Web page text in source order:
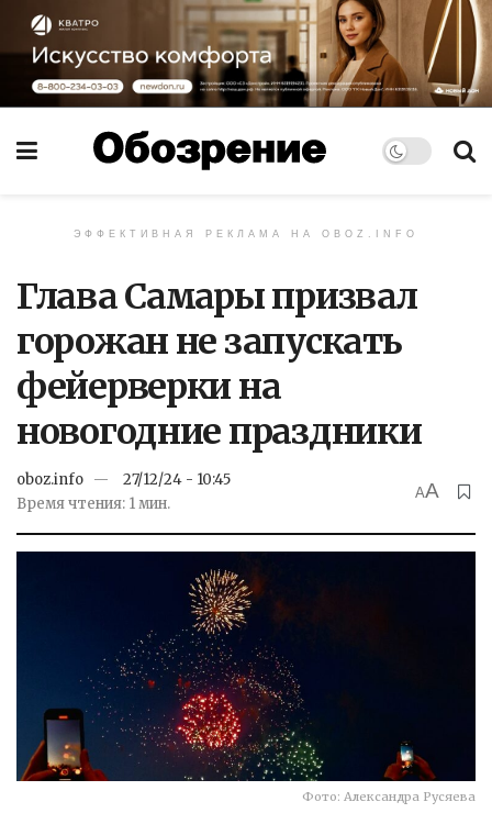
ЭФФЕКТИВНАЯ РЕКЛАМА НА OBOZ.INFO
Глава Самары призвал
горожан не запускать
фейерверки на
новогодние праздники
oboz.info
27/12/24 - 10:45
Время чтения: 1 мин.
AA
Фото: Александра Русяева